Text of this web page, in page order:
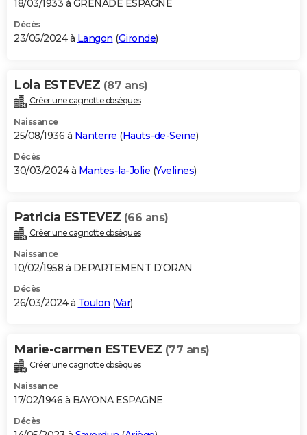
18/03/1933 à GRENADE ESPAGNE
Décès
23/05/2024 à Langon (Gironde)
Lola ESTEVEZ (87 ans)
Créer une cagnotte obsèques
Naissance
25/08/1936 à Nanterre (Hauts-de-Seine)
Décès
30/03/2024 à Mantes-la-Jolie (Yvelines)
Patricia ESTEVEZ (66 ans)
Créer une cagnotte obsèques
Naissance
10/02/1958 à DEPARTEMENT D'ORAN
Décès
26/03/2024 à Toulon (Var)
Marie-carmen ESTEVEZ (77 ans)
Créer une cagnotte obsèques
Naissance
17/02/1946 à BAYONA ESPAGNE
Décès